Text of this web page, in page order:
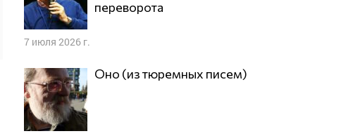
переворота
7 июля 2026 г.
Оно (из тюремных писем)